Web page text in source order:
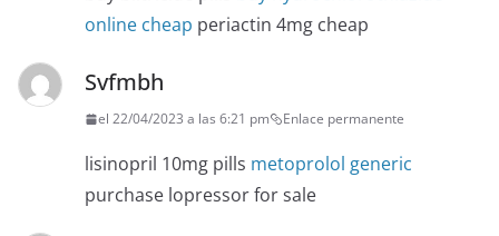
online cheap periactin 4mg cheap
Svfmbh
el 22/04/2023 a las 6:21 pm Enlace permanente
lisinopril 10mg pills metoprolol generic
purchase lopressor for sale